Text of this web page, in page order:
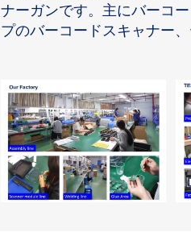
ナーガンです。主にバーコ
プのバーコードスキャナー